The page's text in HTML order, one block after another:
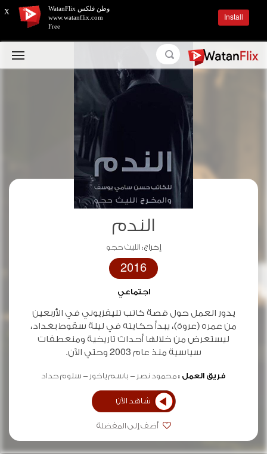
الندم
إخراج :الليث حجو
2016
اجتماعي
يدور العمل حول قصة كاتب تليفزيوني في الأربعين
من عمره (عروة)، يبدأ حكايته في ليلة سقوط بغداد،
ليستعرض من خلالها أحداث تاريخية ومنعطفات
سياسية منذ عام 2003 وحتي الآن.
فريق العمل :محمود نصر باسم ياخور سلوم حداد
شاهد الآن
أضف إلى المفضلة
X
وطن فلكس WatanFlix
www.watanflix.com
Free
Install